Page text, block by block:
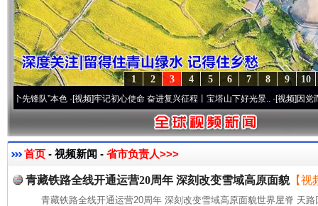
10
9
8
7
6
5
4
3
2
1
队”本色·[视频]牢记初心使命 奋进复兴征程丨宝塔山下好光景..·[视频]因党而生 为
首页 - 视频新闻 - 省市负责人>>>
青藏铁路全线开通运营20周年 深刻改变雪域高原面貌【视
青藏铁路全线开通运营20周年 深刻改变雪域高原面貌世界屋脊 天